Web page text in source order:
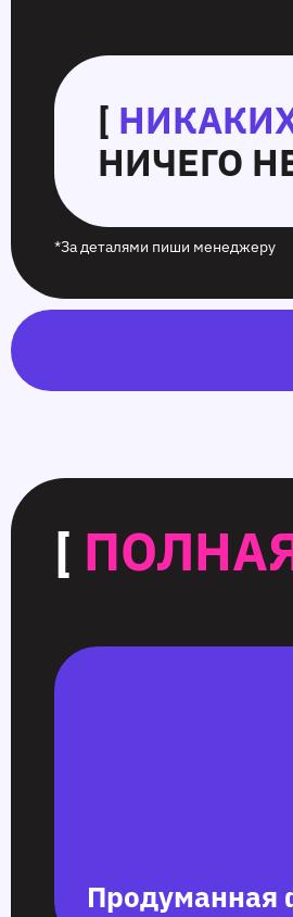
[
НИЧЕГО
*За деталями пиши менеджеру
[
Продуманная